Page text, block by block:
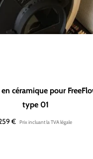
céramique pour
type 01
€